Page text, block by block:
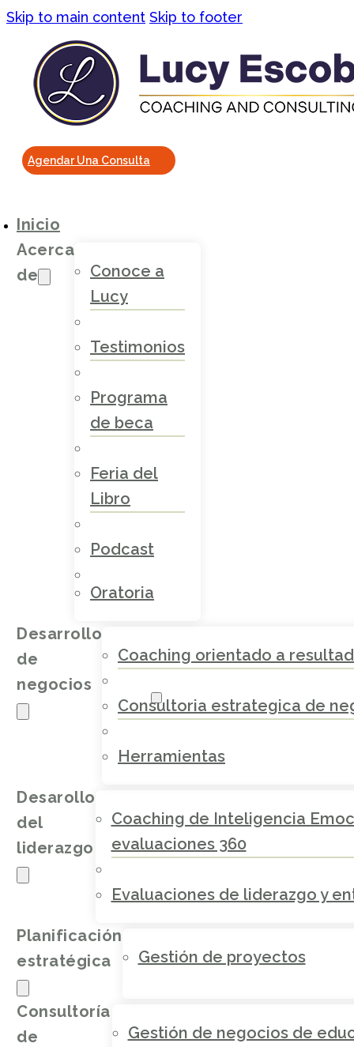
Skip to main content Skip to footer
Agendar Una Consulta
Inicio
Acerca
de
Conoce a
Lucy
Testimonios
Programa
de beca
Feria del
Libro
Podcast
Oratoria
Desarrollo
de
negocios
Coaching orientado a
Consultoria estrategica de
Herramientas
Desarollo
del
liderazgo
Coaching de Inteligencia
evaluaciones 360
Evaluaciones de liderazgo y
Planificación
estratégica
Gestión de proyectos
Consultoría
de
Gestión de negocios de